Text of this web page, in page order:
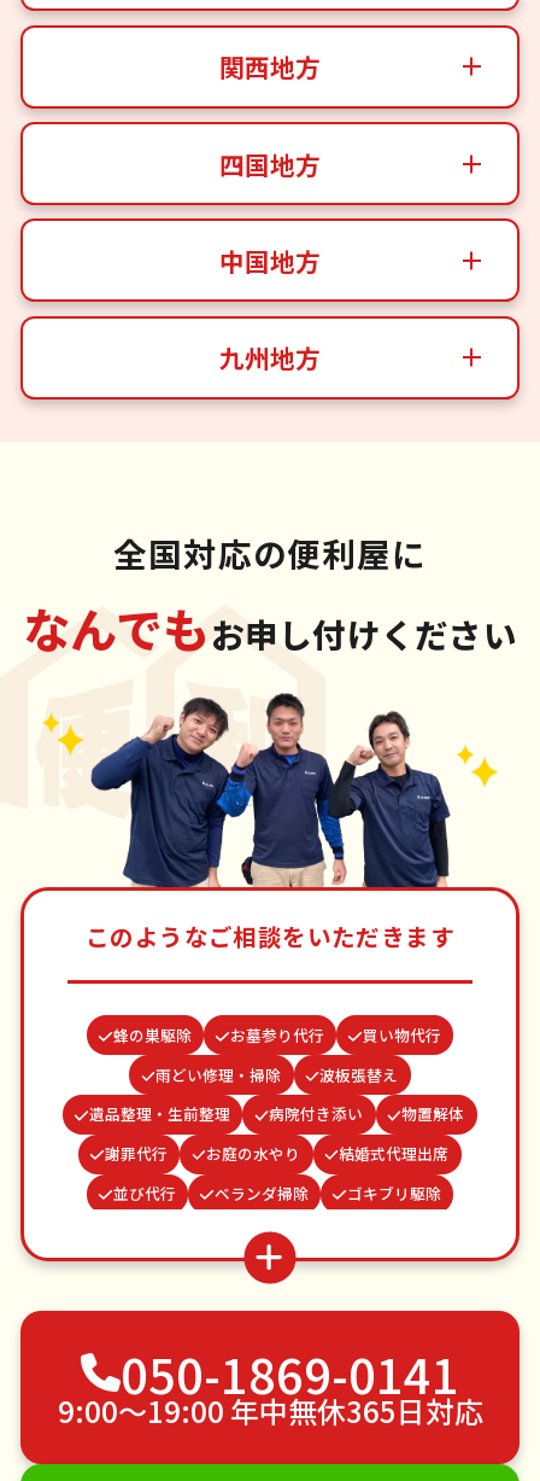
関西地方
四国地方
中国地方
九州地方
全国対応の便利屋に
なんでもお申し付けください
このようなご相談をいただきます
蜂の巣駆除 お墓参り代行
買い物代行
雨どい修理・掃除
波板張替え
遺品整理・生前整理
病院付き添い
物置解体
謝罪代行
お庭の水やり
結婚式代理出席
並び代行
ベランダ掃除
ゴキブリ駆除
カーテンレール取り付け
場所取り代行
水道パッキン交換
家具組立
クモの駆除
つた・ツルの撤去
不用品回収
ゴミ屋敷片付け
引っ越し
植木の剪定
植木の伐採
手すり取り付け
ペットのお世話
エアコンクリーニング
DIY・日曜大工
050-1869-0141
9:00〜19:00 年中無休365日対応